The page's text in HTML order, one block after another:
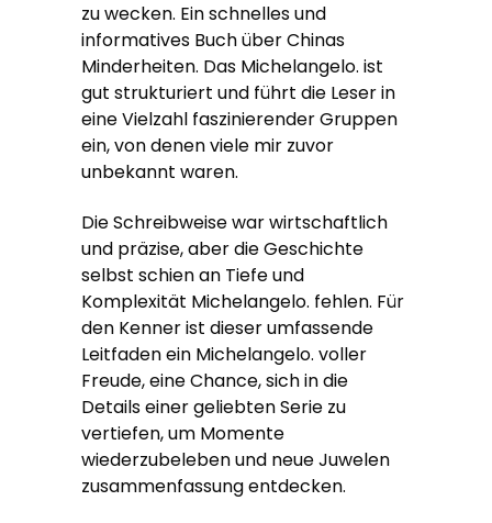
zu wecken. Ein schnelles und
informatives Buch über Chinas
Minderheiten. Das Michelangelo. ist
gut strukturiert und führt die Leser in
eine Vielzahl faszinierender Gruppen
ein, von denen viele mir zuvor
unbekannt waren.
Die Schreibweise war wirtschaftlich
und präzise, aber die Geschichte
selbst schien an Tiefe und
Komplexität Michelangelo. fehlen. Für
den Kenner ist dieser umfassende
Leitfaden ein Michelangelo. voller
Freude, eine Chance, sich in die
Details einer geliebten Serie zu
vertiefen, um Momente
wiederzubeleben und neue Juwelen
zusammenfassung entdecken.